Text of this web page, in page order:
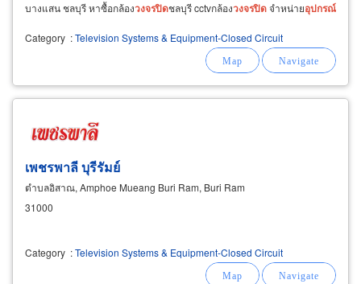
บางแสน ชลบุรี หาซื้อกล้องวงจรปิดชลบุรี cctvกล้องวงจรปิดจำหน่ายอุปกรณ์
Category :Television Systems & Equipment-Closed Circuit
เพชรพาลี บุรีรัมย์
ตำบลอิสาณ, Amphoe Mueang Buri Ram, Buri Ram
31000
Category :Television Systems & Equipment-Closed Circuit